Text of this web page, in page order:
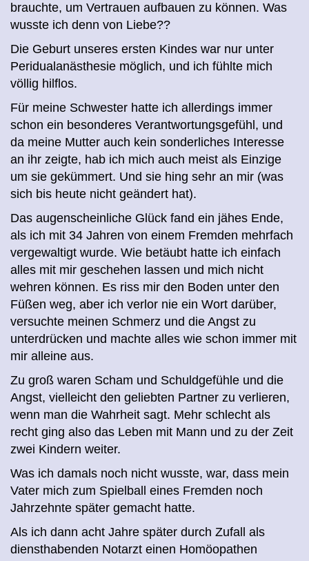
brauchte, um Vertrauen aufbauen zu können. Was
wusste ich denn von Liebe??
Die Geburt unseres ersten Kindes war nur unter
Peridualanästhesie möglich, und ich fühlte mich
völlig hilflos.
Für meine Schwester hatte ich allerdings immer
schon ein besonderes Verantwortungsgefühl, und
da meine Mutter auch kein sonderliches Interesse
an ihr zeigte, hab ich mich auch meist als Einzige
um sie gekümmert. Und sie hing sehr an mir (was
sich bis heute nicht geändert hat).
Das augenscheinliche Glück fand ein jähes Ende,
als ich mit 34 Jahren von einem Fremden mehrfach
vergewaltigt wurde. Wie betäubt hatte ich einfach
alles mit mir geschehen lassen und mich nicht
wehren können. Es riss mir den Boden unter den
Füßen weg, aber ich verlor nie ein Wort darüber,
versuchte meinen Schmerz und die Angst zu
unterdrücken und machte alles wie schon immer mit
mir alleine aus.
Zu groß waren Scham und Schuldgefühle und die
Angst, vielleicht den geliebten Partner zu verlieren,
wenn man die Wahrheit sagt. Mehr schlecht als
recht ging also das Leben mit Mann und zu der Zeit
zwei Kindern weiter.
Was ich damals noch nicht wusste, war, dass mein
Vater mich zum Spielball eines Fremden noch
Jahrzehnte später gemacht hatte.
Als ich dann acht Jahre später durch Zufall als
diensthabenden Notarzt einen Homöopathen